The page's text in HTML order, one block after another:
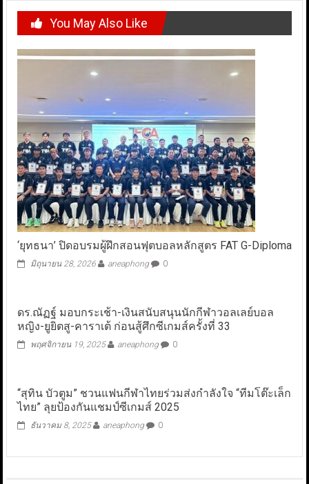
You May Also Like
‘ยุทธนา’ ปิดอบรมผู้ฝึกสอนฟุตบอลหลักสูตร FAT G-Diploma
มิถุนายน 28, 2026 aneaphong 0
ดร.ณัฏฐ์ มอบกระเช้า-เงินสนับสนุนนักกีฬาวอลเลย์บอล
หญิง-ยูยิตสู-คาราเต้ ก่อนสู้ศึกซีเกมส์ครั้งที่ 33
พฤศจิกายน 19, 2025 aneaphong 0
“สุทิน บัวตูม” ชวนแฟนกีฬาไทยร่วมส่งกำลังใจ “ทีมโต๊ะเล็ก
ไทย” ลุยป้องกันแชมป์ซีเกมส์ 2025
ธันวาคม 8, 2025 aneaphong 0